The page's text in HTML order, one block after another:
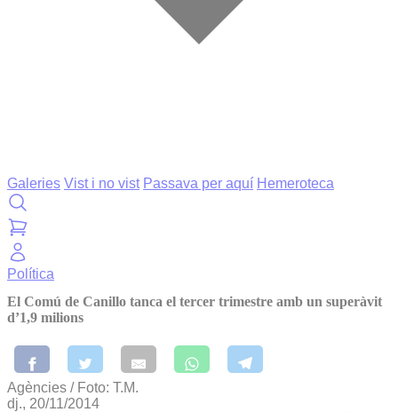
Galeries Vist i no vist Passava per aquí Hemeroteca
Política
El Comú de Canillo tanca el tercer trimestre amb un superàvit
d’1,9 milions
Agències / Foto: T.M.
dj., 20/11/2014